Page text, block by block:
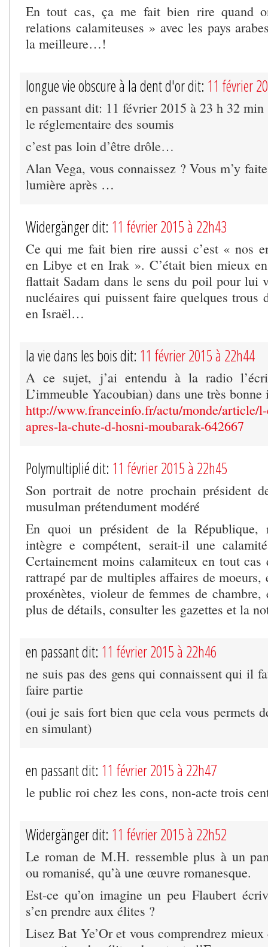
En tout cas, ça me fait bien rire quand
relations calamiteuses » avec les pays
la meilleure…!
longue vie obscure à la dent d'or dit: 11 février
en passant dit: 11 février 2015 à 23 h 32 min
le réglementaire des soumis
c’est pas loin d’être drôle…
Alan Vega, vous connaissez ? Vous m’y
lumière après …
Widergänger dit: 11 février 2015 à 22h43
Ce qui me fait bien rire aussi c’est « nos
en Libye et en Irak ». C’était bien mieux
flattait Sadam dans le sens du poil pour lui
nucléaires qui puissent faire quelques
en Israël…
la vie dans les bois dit: 11 février 2015 à 22h44
A ce sujet, j’ai entendu à la radio
L’immeuble Yacoubian) dans une très
http://www.franceinfo.fr/actu/monde/article/
apres-la-chute-d-hosni-moubarak-642667
Polymultiplié dit: 11 février 2015 à 22h45
Son portrait de notre prochain président
musulman prétendument modéré
En quoi un président de la République,
intègre e compétent, serait-il une
Certainement moins calamiteux en tout cas
rattrapé par de multiples affaires de moeurs,
proxénètes, violeur de femmes de chambre,
plus de détails, consulter les gazettes et la
en passant dit: 11 février 2015 à 22h46
ne suis pas des gens qui connaissent qui il
faire partie
(oui je sais fort bien que cela vous permets
en simulant)
en passant dit: 11 février 2015 à 22h47
le public roi chez les cons, non-acte trois
Widergänger dit: 11 février 2015 à 22h52
Le roman de M.H. ressemble plus à un
ou romanisé, qu’à une œuvre romanesque.
Est-ce qu’on imagine un peu Flaubert
s’en prendre aux élites ?
Lisez Bat Ye’Or et vous comprendrez